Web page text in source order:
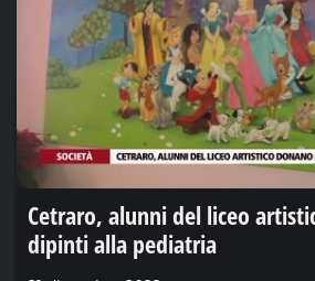
Cetraro, alunni del liceo
dipinti alla pediatria